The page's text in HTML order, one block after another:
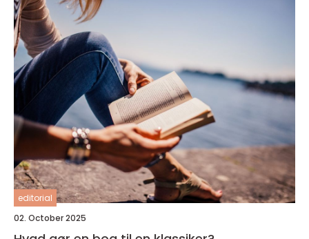
editorial
02. October 2025